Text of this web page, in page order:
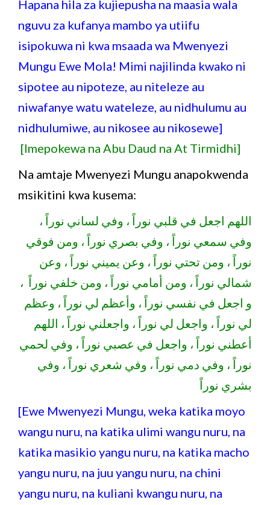
Hapana hila za kujiepusha na maasia wala
nguvu za kufanya mambo ya utiifu
isipokuwa ni kwa msaada wa Mwenyezi
Mungu Ewe Mola! Mimi najilinda kwako ni
sipotee au nipoteze, au niteleze au
niwafanye watu wateleze, au nidhulumu au
nidhulumiwe, au nikosee au nikosewe]
[Imepokewa na Abu Daud na At Tirmidhi]
Na amtaje Mwenyezi Mungu anapokwenda
msikitini kwa kusema:
اللهم اجعل في قلبي نوراً ، وفي لساني نوراً ،
وفي سمعي نوراً ، وفي بصري نوراً ، ومن فوقي
نوراً ، ومن تحتي نوراً ، وعن يميني نوراً ، وعن
شمالي نوراً ، ومن أمامي نوراً ، ومن خلفي نوراً ،
و اجعل في نفسي نوراً ، وأعظم لي نوراً ، وعظم
لي نوراً ، واجعل لي نوراً ، واجعلني نوراً ، اللهم
أعطني نوراً ، واجعل في عصبي نوراً ، وفي لحمي
نوراً ، وفي دمي نوراً ، وفي شعري نوراً ، وفي
بشري نوراً
[Ewe Mwenyezi Mungu, weka katika moyo
wangu nuru, na katika ulimi wangu nuru, na
katika masikio yangu nuru, na katika macho
yangu nuru, na juu yangu nuru, na chini
yangu nuru, na kuliani kwangu nuru, na